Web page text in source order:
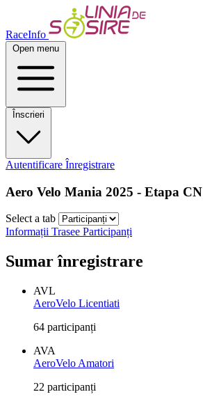
RaceInfo
Open menu
Înscrieri
Autentificare Înregistrare
Aero Velo Mania 2025 - Etapa CN
Select a tab
Informații Trasee Participanți
Sumar înregistrare
AVL
AeroVelo Licentiati
64 participanți
AVA
AeroVelo Amatori
22 participanți